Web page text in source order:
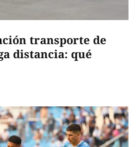
transporte de
distancia: qué